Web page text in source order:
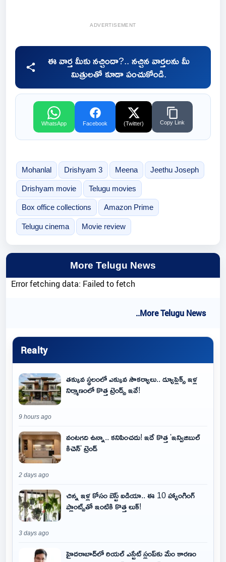
ADVERTISEMENT
ఈ వార్త మీకు నచ్చిందా?.. నచ్చిన వార్తలను మీ
మిత్రులతో కూడా పంచుకోండి.
WhatsApp Facebook (Twitter) Copy Link
Mohanlal Drishyam 3 Meena Jeethu Joseph
Drishyam movie Telugu movies
Box office collections Amazon Prime
Telugu cinema Movie review
More Telugu News
Error fetching data: Failed to fetch
..More Telugu News
Realty
తక్కువ స్థలంలో ఎక్కువ సౌకర్యాలు.. డ్యూప్లెక్స్ ఇళ్ల
నిర్మాణంలో కొత్త ట్రెండ్స్ ఇవే!
9 hours ago
వంటగది ఉన్నా.. కనిపించదు! ఇదే కొత్త 'ఇన్విజిబుల్
కిచెన్' ట్రెండ్
2 days ago
చిన్న ఇళ్ల కోసం బెస్ట్ ఐడియా.. ఈ 10 హ్యాంగింగ్
ప్లాంట్స్‌తో ఇంటికి కొత్త లుక్!
3 days ago
హైదరాబాద్‌లో రియల్ ఎస్టేట్ స్లంప్‌కు మేం కారణం